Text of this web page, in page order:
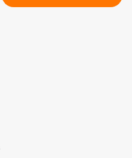
regard. Meurtres au paradis